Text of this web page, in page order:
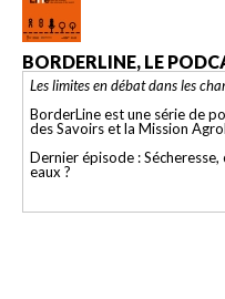
BORDERLINE, LE
Les limites en débat dans les
BorderLine est une série de
des Savoirs et la Mission
Dernier épisode :
eaux ?